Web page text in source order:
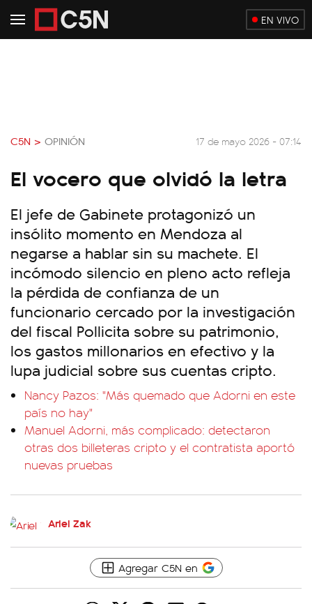
EN VIVO
C5N > OPINIÓN 17 de mayo 2026 - 07:14
El vocero que olvidó la letra
El jefe de Gabinete protagonizó un
insólito momento en Mendoza al
negarse a hablar sin su machete. El
incómodo silencio en pleno acto refleja
la pérdida de confianza de un
funcionario cercado por la investigación
del fiscal Pollicita sobre su patrimonio,
los gastos millonarios en efectivo y la
lupa judicial sobre sus cuentas cripto.
Nancy Pazos: "Más quemado que Adorni en este
país no hay"
Manuel Adorni, más complicado: detectaron
otras dos billeteras cripto y el contratista aportó
nuevas pruebas
Ariel Zak
Agregar C5N en